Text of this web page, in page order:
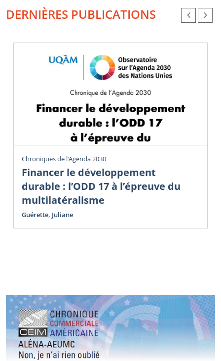
DERNIÈRES PUBLICATIONS
Chroniques de l’Agenda 2030
Financer le développement
durable : l’ODD 17 à l’épreuve du
multilatéralisme
Guérette, Juliane